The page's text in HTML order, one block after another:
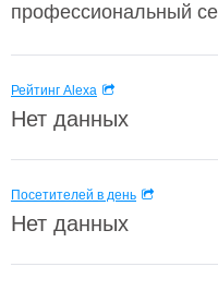
профессиональный
Рейтинг Alexa
Нет данных
Посетителей в день
Нет данных